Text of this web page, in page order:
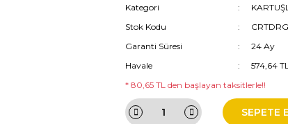
Kategori
Stok Kodu
Garanti Süresi
24 Ay
Havale
574,64
* 80,65 TL den başlayan taksitlerle!!
SEPETE